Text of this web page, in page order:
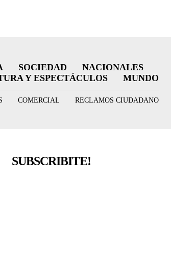
SOCIEDAD
NACIONALES
Y ESPECTÁCULOS MUNDO
COMERCIAL RECLAMOS CIUDADANO
SUBSCRIBITE!